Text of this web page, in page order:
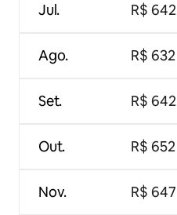
Jul.
Ago.
Set.
Out.
Nov.
R$ 642
R$ 632
R$ 642
R$ 652
R$ 647